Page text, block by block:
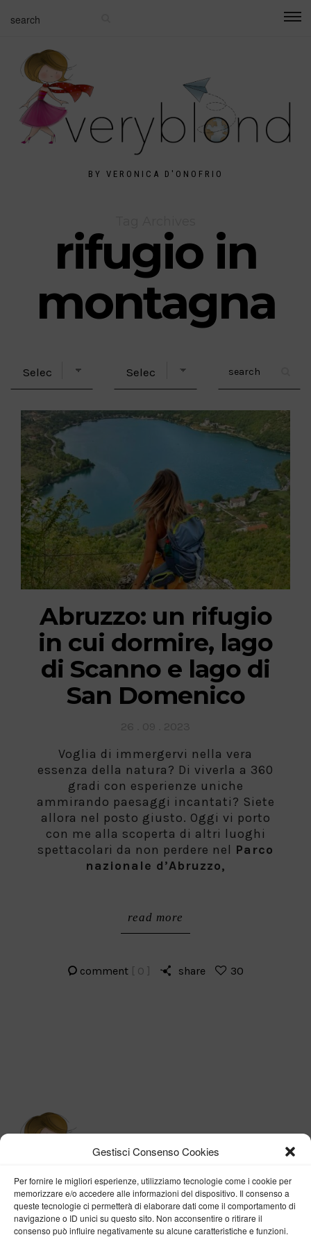
Gestisci Consenso Cookies
Per fornire le migliori esperienze, utilizziamo tecnologie come i cookie per
memorizzare e/o accedere alle informazioni del dispositivo. Il consenso a
queste tecnologie ci permetterà di elaborare dati come il comportamento di
navigazione o ID unici su questo sito. Non acconsentire o ritirare il
consenso può influire negativamente su alcune caratteristiche e funzioni.
BY VERONICA D'ONOFRIO
rifugio in
montagna
Abruzzo: un rifugio
in cui dormire, lago
di Scanno e lago di
San Domenico
Voglia di immergervi nella vera
essenza della natura? Di viverla a 360
gradi con esperienze uniche
ammirando paesaggi incantati? Siete
allora nel posto giusto. Oggi vi porto
con me alla scoperta di altri luoghi
spettacolari da non perdere nel Parco
nazionale d’Abruzzo,
read more
comment [ 0 ] share 30
BY VERONICA D'ONOFRIO